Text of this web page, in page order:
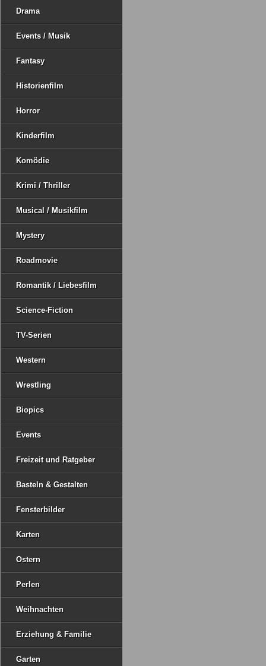
Drama
Events / Musik
Fantasy
Historienfilm
Horror
Kinderfilm
Komödie
Krimi / Thriller
Musical / Musikfilm
Mystery
Roadmovie
Romantik / Liebesfilm
Science-Fiction
TV-Serien
Western
Wrestling
Biopics
Events
Freizeit und Ratgeber
Basteln & Gestalten
Fensterbilder
Karten
Ostern
Perlen
Weihnachten
Erziehung & Familie
Garten